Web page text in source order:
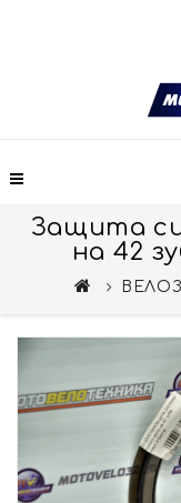
Защита
на 42